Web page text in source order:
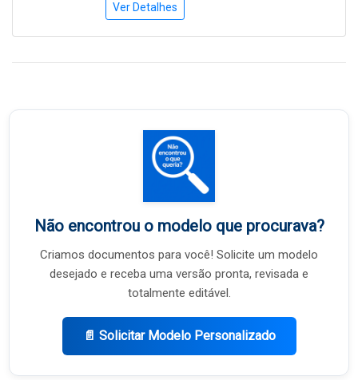
Ver Detalhes
Não encontrou o modelo que procurava?
Criamos documentos para você! Solicite um modelo
desejado e receba uma versão pronta, revisada e
totalmente editável.
📄 Solicitar Modelo Personalizado